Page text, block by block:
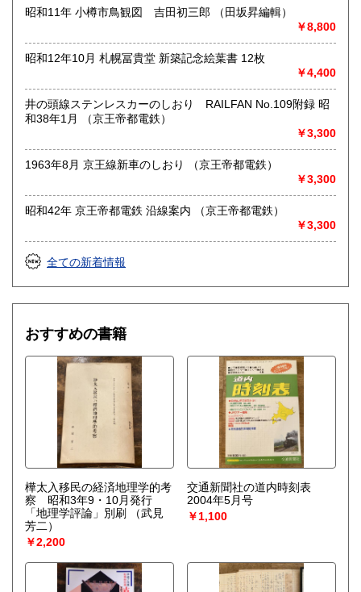
領収書をご希望されているお客様は、【必ず、お振込み/ご決
済前にご連絡ください】。お振込後/ご決済後には、ご希望に
沿えないことをご了承ください(即決ご注文をお選びの際に
は、ご注文の前後にご連絡ください)●
●御公費でのご購入の場合にも、「日本の古本屋」からのご注
文をお願い申し上げます。なお後払いでの公費ご購入は本体
価格3,000円以上からお受けいたします●
●お問い合わせはメールにて受け付けます。お名前、ご住所、
ご連絡先を記載のうえ、お問い合わせください●
沿線名：-
定休日：土日祝休&不定休
-
取り扱い分野
古書一般（その他）
昭和11年 小樽市鳥観図 吉田初三郎 （田坂昇編輯）
￥8,800
昭和12年10月 札幌冨貴堂 新築記念絵葉書 12枚
￥4,400
井の頭線ステンレスカーのしおり RAILFAN No.109附録 昭
和38年1月 （京王帝都電鉄）
￥3,300
1963年8月 京王線新車のしおり （京王帝都電鉄）
￥3,300
昭和42年 京王帝都電鉄 沿線案内 （京王帝都電鉄）
￥3,300
全ての新着情報
おすすめの書籍
樺太入移民の経済地理学的考
察 昭和3年9・10月発行
「地理学評論」別刷
（武見
芳二）
￥2,200
交通新聞社の道内時刻表
2004年5月号
￥1,100